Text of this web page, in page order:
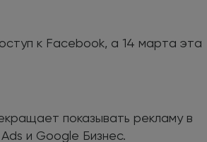
к Facebook, а 14 марта эта
показывать рекламу в
и Google Бизнес.